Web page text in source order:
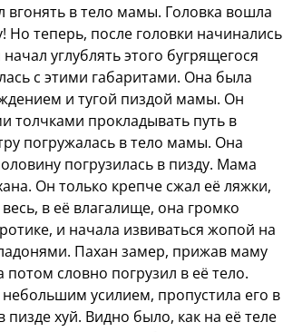
в тело мамы. Головка вошла
Но теперь, после головки начинались
углублять этого бугрящегося
с этими габаритами. Она была
и тугой пиздой мамы. Он
толчками прокладывать путь в
погружалась в тело мамы. Она
погрузилась в пизду. Мама
Он только крепче сжал её ляжки,
в её влагалище, она громко
и начала извиваться жопой на
Пахан замер, прижав маму
словно погрузил в её тело.
усилием, пропустила его в
хуй. Видно было, как на её теле